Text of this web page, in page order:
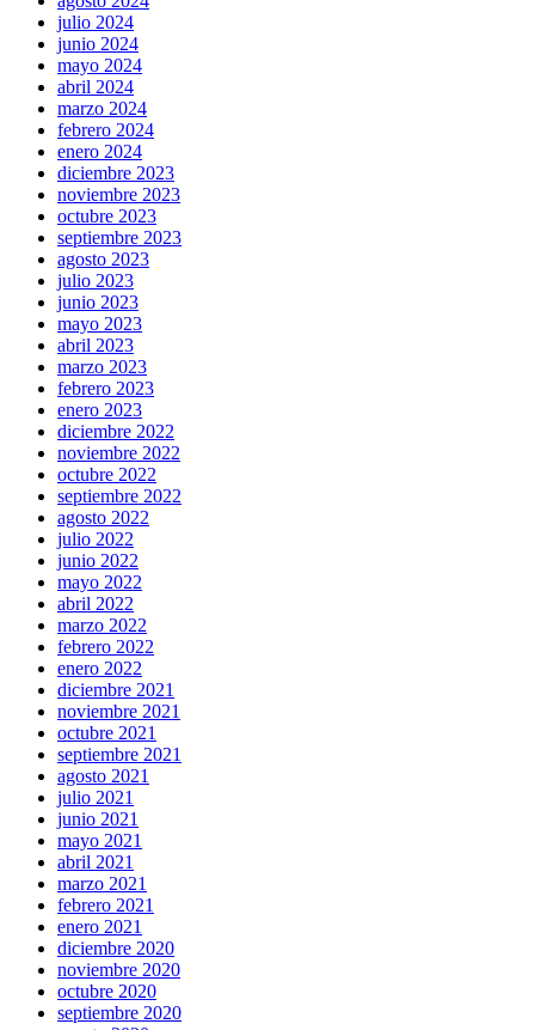
julio 2024
junio 2024
mayo 2024
abril 2024
marzo 2024
febrero 2024
enero 2024
diciembre 2023
noviembre 2023
octubre 2023
septiembre 2023
agosto 2023
julio 2023
junio 2023
mayo 2023
abril 2023
marzo 2023
febrero 2023
enero 2023
diciembre 2022
noviembre 2022
octubre 2022
septiembre 2022
agosto 2022
julio 2022
junio 2022
mayo 2022
abril 2022
marzo 2022
febrero 2022
enero 2022
diciembre 2021
noviembre 2021
octubre 2021
septiembre 2021
agosto 2021
julio 2021
junio 2021
mayo 2021
abril 2021
marzo 2021
febrero 2021
enero 2021
diciembre 2020
noviembre 2020
octubre 2020
septiembre 2020